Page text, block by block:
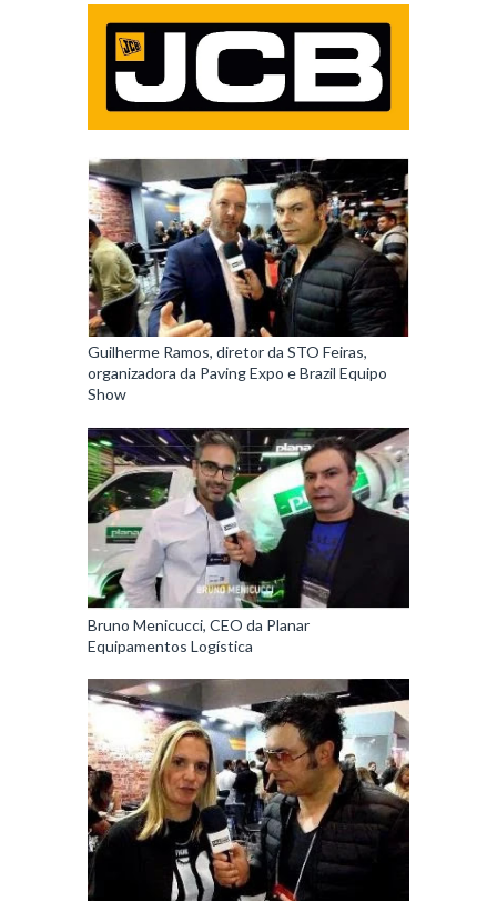
Guilherme Ramos, diretor da STO Feiras,
organizadora da Paving Expo e Brazil Equipo
Show
Bruno Menicucci, CEO da Planar
Equipamentos Logística